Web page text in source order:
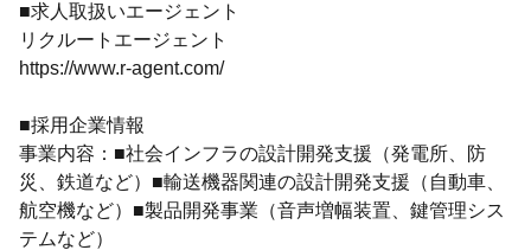
■求人取扱いエージェント
リクルートエージェント
https://www.r-agent.com/
■採用企業情報
事業内容：■社会インフラの設計開発支援（発電所、防
災、鉄道など）■輸送機器関連の設計開発支援（自動車、
航空機など）■製品開発事業（音声増幅装置、鍵管理シス
テムなど）